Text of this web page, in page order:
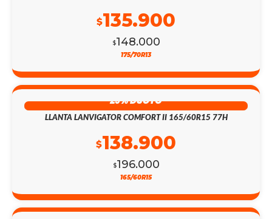
$148.000
$135.900
175/70R13
29% DSCTO
LLANTA LANVIGATOR COMFORT II 165/60R15 77H
$196.000
$138.900
165/60R15